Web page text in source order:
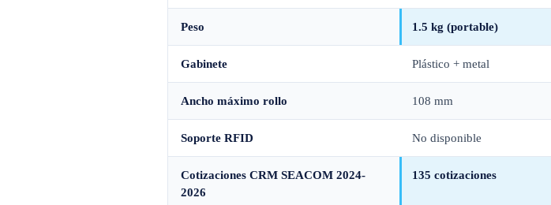
Peso 1.5 kg (portable)
Gabinete Plástico + metal
Ancho máximo rollo 108 mm
Soporte RFID No disponible
Cotizaciones CRM SEACOM 2024-
2026
135 cotizaciones